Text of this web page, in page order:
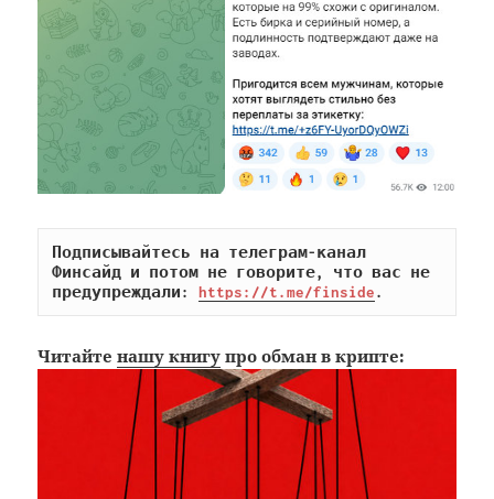
Подписывайтесь на телеграм-канал
Финсайд и потом не говорите, что вас не
предупреждали: https://t.me/finside.
Читайтенашу книгу про обман в крипте: